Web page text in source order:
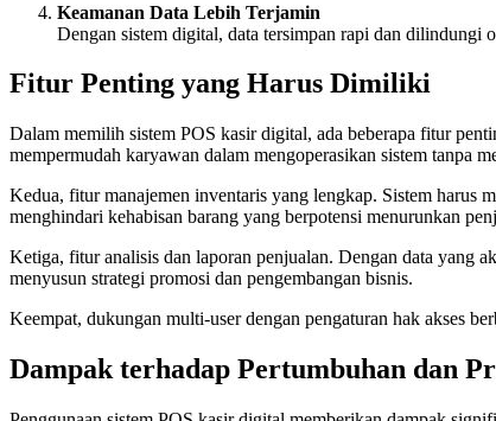
Keamanan Data Lebih Terjamin
Dengan sistem digital, data tersimpan rapi dan dilindungi
Fitur Penting yang Harus Dimiliki
Dalam memilih sistem POS kasir digital, ada beberapa fitur
mempermudah karyawan dalam mengoperasikan sistem tanpa
Kedua, fitur manajemen inventaris yang lengkap. Sistem harus
menghindari kehabisan barang yang berpotensi menurunkan
Ketiga, fitur analisis dan laporan penjualan. Dengan data yang
menyusun strategi promosi dan pengembangan bisnis.
Keempat, dukungan multi-user dengan pengaturan hak akses
Dampak terhadap Pertumbuhan dan